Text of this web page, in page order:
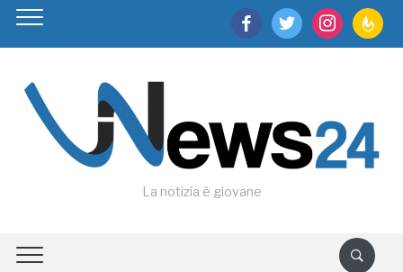
facebooktwitter instagram
La notizia è giovane